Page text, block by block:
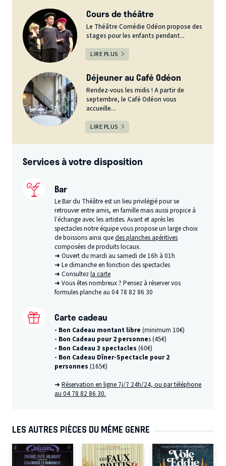
Cours de théâtre
Le Théâtre Comédie Odéon propose des
stages pour les enfants pendant...
LIRE PLUS
Déjeuner au Café Odéon
Rendez-vous les midis ! A partir de
septembre, le Café Odéon vous
accueille...
LIRE PLUS
Services à votre disposition
Bar
Le Bar du Théâtre est un lieu privilégié pour se
retrouver entre amis, en famille mais aussi propice à
l’échange avec les artistes. Avant et après les
spectacles notre équipe vous propose un large choix
de boissons ainsi quedes planches apéritives
composées de produits locaux.
➜ Ouvert du mardi au samedi de 16h à 01h
➜ Le dimanche en fonction des spectacles
➜ Consultezla carte
➜ Vous êtes nombreux ? Pensez à réserver vos
formules planche au 04 78 82 86 30
Carte cadeau
- Bon Cadeau montant libre (minimum 10€)
- Bon Cadeau pour 2 personnes (45€)
- Bon Cadeau 3 spectacles (60€)
- Bon Cadeau Dîner-Spectacle pour 2
personnes (165€)
➜Réservation en ligne 7j/7 24h/24, ou par téléphone
au 04 78 82 86 30.
LES AUTRES PIÈCES DU MÊME GENRE